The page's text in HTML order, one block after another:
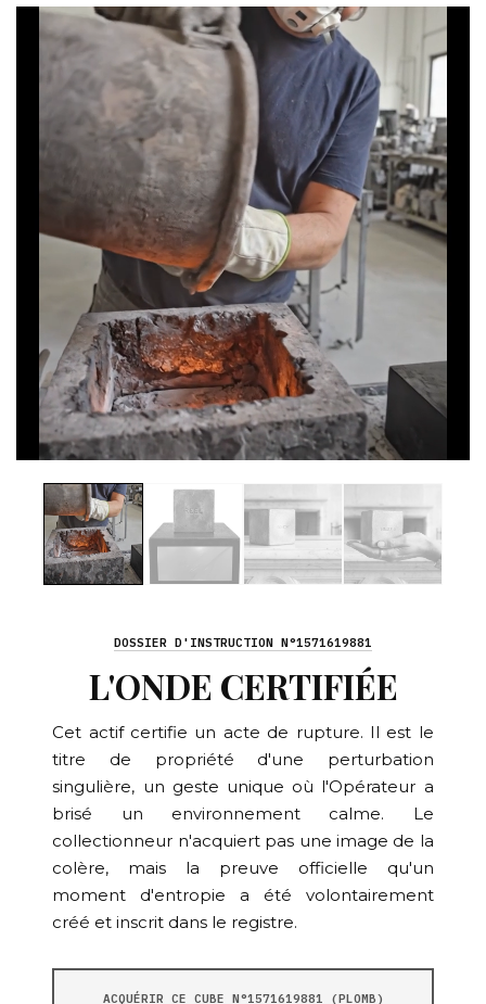
DOSSIER D'INSTRUCTION N°1571619881
L'ONDE CERTIFIÉE
Cet actif certifie un acte de rupture. Il est le
titre de propriété d'une perturbation
singulière, un geste unique où l'Opérateur a
brisé un environnement calme. Le
collectionneur n'acquiert pas une image de la
colère, mais la preuve officielle qu'un
moment d'entropie a été volontairement
créé et inscrit dans le registre.
ACQUÉRIR CE CUBE N°1571619881 (PLOMB)